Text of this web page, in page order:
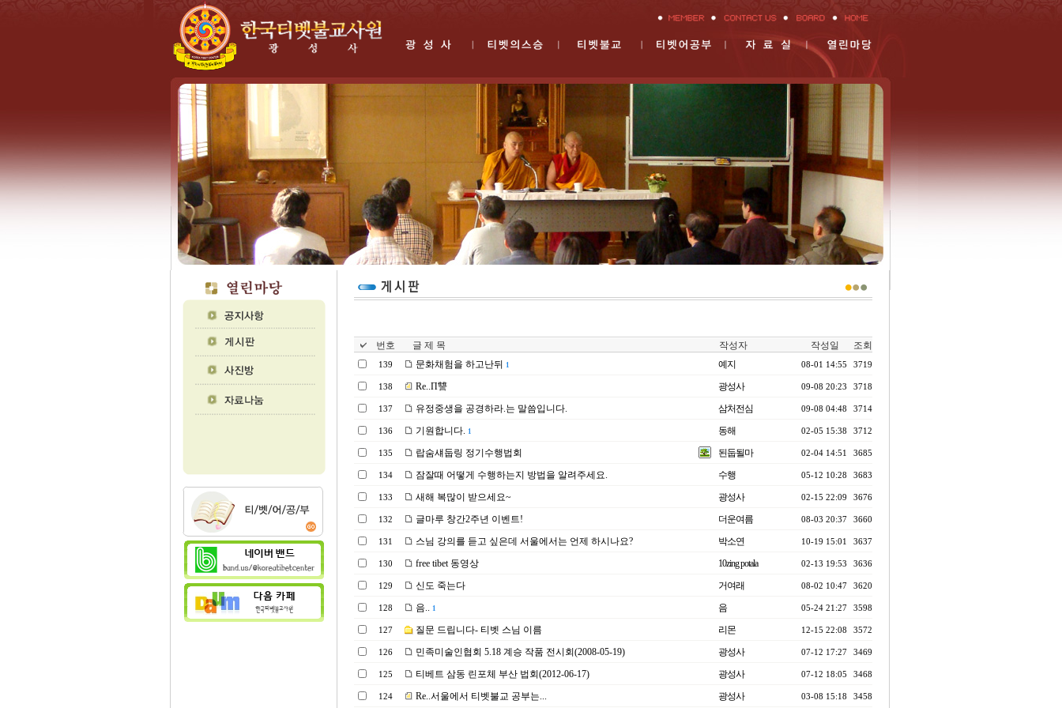
번호 글 제 목 작성자 작성일 조회
139 문화채험을 하고난뒤 1 예지 08-01 14:55 3719
138 Re..П讐 광성사 09-08 20:23 3718
137 유정중생을 공경하라.는 말씀입니다. 삼처전심 09-08 04:48 3714
136 기원합니다. 1 동해 02-05 15:38 3712
135 랍숨섀둡링 정기수행법회 된둡될마 02-04 14:51 3685
134 잠잘때 어떻게 수행하는지 방법을 알려주세요. 수행 05-12 10:28 3683
133 새해 복많이 받으세요~ 광성사 02-15 22:09 3676
132 글마루 창간2주년 이벤트! 더운여름 08-03 20:37 3660
131 스님 강의를 듣고 싶은데 서울에서는 언제 하시나요? 박소연 10-19 15:01 3637
130 free tibet 동영상 10zing potala 02-13 19:53 3636
129 신도 죽는다 거여래 08-02 10:47 3620
128 음.. 1 음 05-24 21:27 3598
127 질문 드립니다- 티벳 스님 이름 리몬 12-15 22:08 3572
126 민족미술인협회 5.18 계승 작품 전시회(2008-05-19) 광성사 07-12 17:27 3469
125 티베트 삼동 린포체 부산 법회(2012-06-17) 광성사 07-12 18:05 3468
124 Re..서울에서 티벳불교 공부는... 광성사 03-08 15:18 3458